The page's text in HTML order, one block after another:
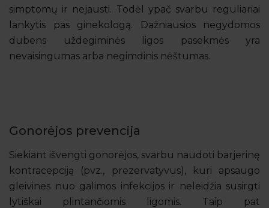
simptomų ir nejausti. Todėl ypač svarbu reguliariai
lankytis pas ginekologą. Dažniausios negydomos
dubens uždegiminės ligos pasekmės yra
nevaisingumas arba negimdinis nėštumas.
Gonorėjos prevencija
Siekiant išvengti gonorėjos, svarbu naudoti barjerinę
kontracepciją (pvz., prezervatyvus), kuri apsaugo
gleivines nuo galimos infekcijos ir neleidžia susirgti
lytiškai plintančiomis ligomis. Taip pat